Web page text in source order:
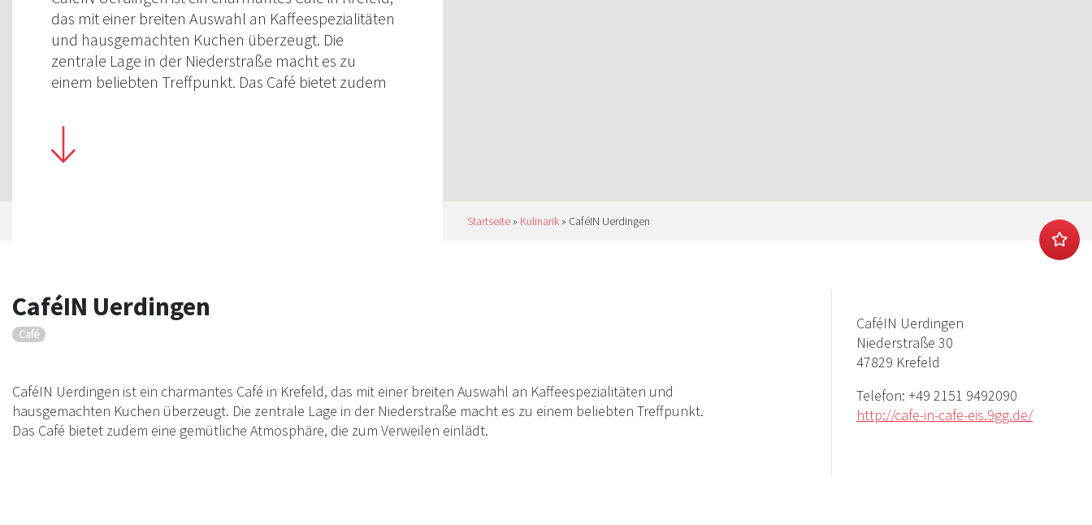
das mit einer breiten Auswahl an Kaffeespezialitäten
und hausgemachten Kuchen überzeugt. Die
zentrale Lage in der Niederstraße macht es zu
einem beliebten Treffpunkt. Das Café bietet zudem
einlädt.
Startseite » Kulinarik » CaféIN Uerdingen
CaféIN Uerdingen
Café
CaféIN Uerdingen ist ein charmantes Café in Krefeld, das mit einer breiten Auswahl an Kaffeespezialitäten und
hausgemachten Kuchen überzeugt. Die zentrale Lage in der Niederstraße macht es zu einem beliebten Treffpunkt.
Das Café bietet zudem eine gemütliche Atmosphäre, die zum Verweilen einlädt.
CaféIN Uerdingen
Niederstraße 30
47829 Krefeld
Telefon: +49 2151 9492090
http://cafe-in-cafe-eis.9gg.de/